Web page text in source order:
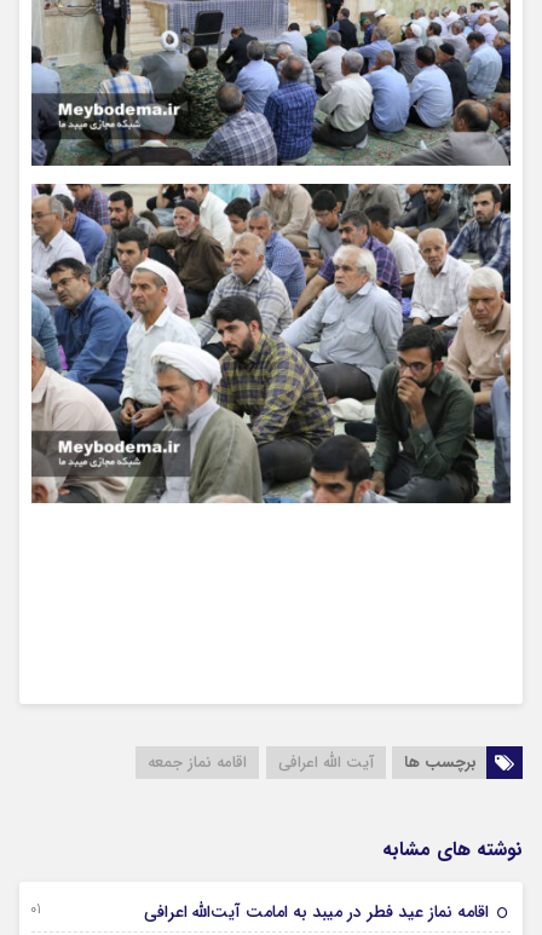
برچسب ها آیت الله اعرافی اقامه نماز جمعه
نوشته های مشابه
اقامه نماز عید فطر در میبد به امامت آیت‌الله اعرافی 01 فروردین 1405